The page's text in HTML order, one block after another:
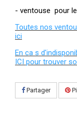
- ventouse pour
Toutes nos
ici
En ca s
ICI pour trouver
Partager